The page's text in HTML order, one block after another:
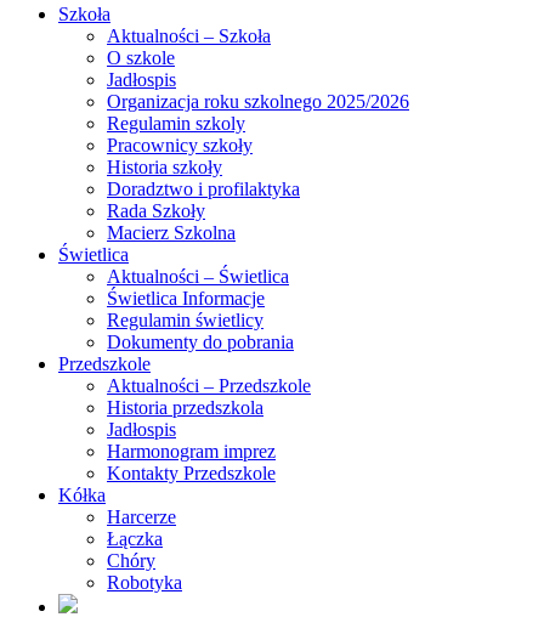
Szkoła
Aktualności – Szkoła
O szkole
Jadłospis
Organizacja roku szkolnego 2025/2026
Regulamin szkoly
Pracownicy szkoły
Historia szkoły
Doradztwo i profilaktyka
Rada Szkoły
Macierz Szkolna
Świetlica
Aktualności – Świetlica
Świetlica Informacje
Regulamin świetlicy
Dokumenty do pobrania
Przedszkole
Aktualności – Przedszkole
Historia przedszkola
Jadłospis
Harmonogram imprez
Kontakty Przedszkole
Kółka
Harcerze
Łączka
Chóry
Robotyka